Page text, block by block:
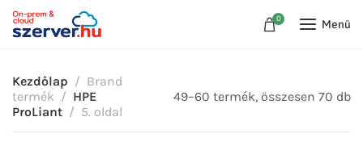
0 Menü
Kezdőlap
Brand
termék
HPE
ProLiant
5. oldal
49–60 termék, összesen 70 db